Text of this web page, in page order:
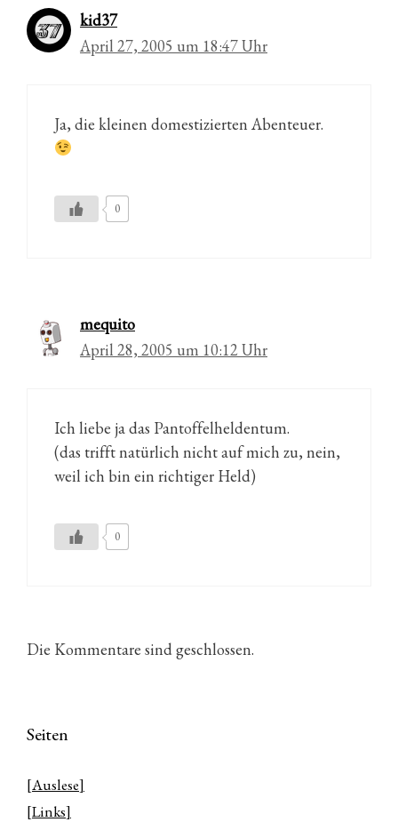
kid37
April 27, 2005 um 18:47 Uhr
Ja, die kleinen domestizierten Abenteuer.
0
mequito
April 28, 2005 um 10:12 Uhr
Ich liebe ja das Pantoffelheldentum.
(das trifft natürlich nicht auf mich zu, nein,
weil ich bin ein richtiger Held)
0
Die Kommentare sind geschlossen.
Seiten
[Auslese]
[Links]